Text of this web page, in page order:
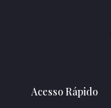
Acesso Rápido